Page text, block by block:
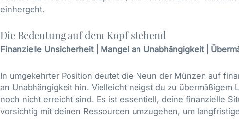
einhergeht.
Die Bedeutung auf dem Kopf stehend
Finanzielle Unsicherheit | Mangel an Unabhängigkeit |
In umgekehrter Position deutet die Neun der Münzen auf
an Unabhängigkeit hin. Vielleicht neigst du zu übermäßigem
noch nicht erreicht sind. Es ist essentiell, deine finanzielle
vorsichtig mit deinen Ressourcen umzugehen, um